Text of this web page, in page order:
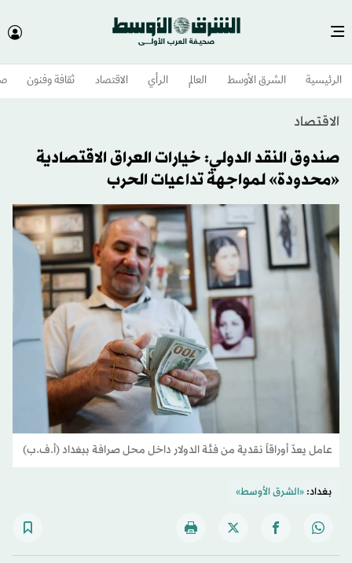
الرئيسية الشرق الأوسط​ العالم الرأي الاقتصاد ثقافة وفنون
الاقتصاد
صندوق النقد الدولي: خيارات العراق الاقتصادية
«محدودة» لمواجهة تداعيات الحرب
عامل يعدّ أوراقاً نقدية من فئة الدولار داخل محل صرافة ببغداد (أ.ف.ب)
بغداد:«الشرق الأوسط»